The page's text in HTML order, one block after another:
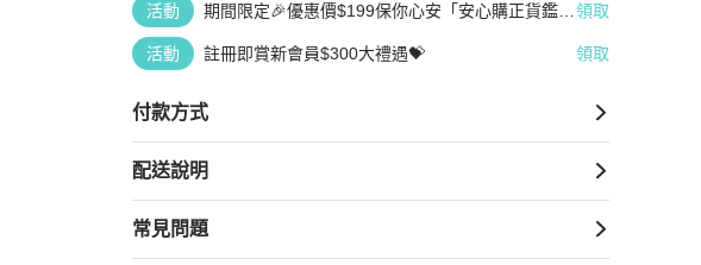
活動
期間限定🎉優惠價$199保你心安「安心購正貨鑑
領取
活動 註冊即賞新會員$300大禮遇💝 領取
付款方式
配送說明
常見問題